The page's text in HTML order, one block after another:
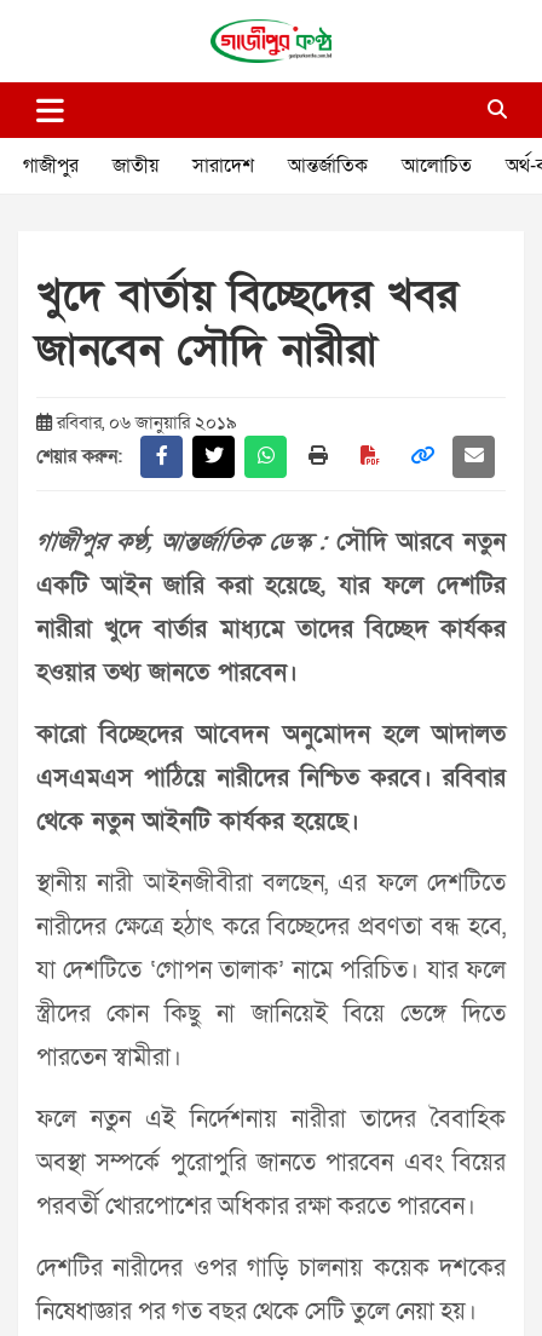
গাজীপুর কণ্ঠ
গাজীপুর জাতীয় সারাদেশ আন্তর্জাতিক আলোচিত অর্থ-
খুদে বার্তায় বিচ্ছেদের খবর
জানবেন সৌদি নারীরা
রবিবার, ০৬ জানুয়ারি ২০১৯
শেয়ার করুন:
গাজীপুর কণ্ঠ, আন্তর্জাতিক ডেস্ক :সৌদি আরবে নতুন
একটি আইন জারি করা হয়েছে, যার ফলে দেশটির
নারীরা খুদে বার্তার মাধ্যমে তাদের বিচ্ছেদ কার্যকর
হওয়ার তথ্য জানতে পারবেন।
কারো বিচ্ছেদের আবেদন অনুমোদন হলে আদালত
এসএমএস পাঠিয়ে নারীদের নিশ্চিত করবে। রবিবার
থেকে নতুন আইনটি কার্যকর হয়েছে।
স্থানীয় নারী আইনজীবীরা বলছেন, এর ফলে দেশটিতে
নারীদের ক্ষেত্রে হঠাৎ করে বিচ্ছেদের প্রবণতা বন্ধ হবে,
যা দেশটিতে ‘গোপন তালাক’ নামে পরিচিত। যার ফলে
স্ত্রীদের কোন কিছু না জানিয়েই বিয়ে ভেঙ্গে দিতে
পারতেন স্বামীরা।
ফলে নতুন এই নির্দেশনায় নারীরা তাদের বৈবাহিক
অবস্থা সম্পর্কে পুরোপুরি জানতে পারবেন এবং বিয়ের
পরবর্তী খোরপোশের অধিকার রক্ষা করতে পারবেন।
দেশটির নারীদের ওপর গাড়ি চালনায় কয়েক দশকের
নিষেধাজ্ঞার পর গত বছর থেকে সেটি তুলে নেয়া হয়।